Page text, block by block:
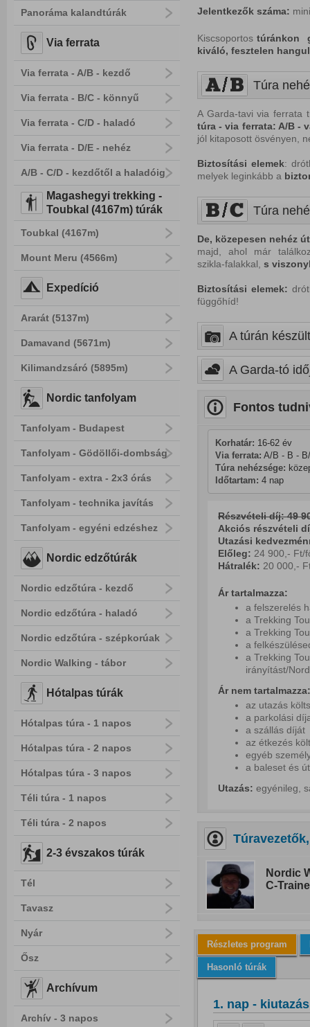
Panoráma kalandtúrák
Via ferrata
Via ferrata - A/B - kezdő
Via ferrata - B/C - könnyű
Via ferrata - C/D - haladó
Via ferrata - D/E - nehéz
A/B - C/D - kezdőtől a haladóig
Magashegyi trekking -
Toubkal (4167m) túrák
Toubkal (4167m)
Mount Meru (4566m)
Expedíció
Ararát (5137m)
Damavand (5671m)
Kilimandzsáró (5895m)
Nordic tanfolyam
Tanfolyam - Budapest
Tanfolyam - Gödöllői-dombság
Tanfolyam - extra - 2x3 órás
Tanfolyam - technika javítás
Tanfolyam - egyéni edzéshez
Nordic edzőtúrák
Nordic edzőtúra - kezdő
Nordic edzőtúra - haladó
Nordic edzőtúra - szépkorúak
Nordic Walking - tábor
Hótalpas túrák
Hótalpas túra - 1 napos
Hótalpas túra - 2 napos
Hótalpas túra - 3 napos
Téli túra - 1 napos
Téli túra - 2 napos
2-3 évszakos túrák
Tél
Tavasz
Nyár
Ősz
Archívum
Archív - 3 napos
Jelentkezők száma:
Kiscsoportos túránkon
kiváló, fesztelen
Túra
A Garda-tavi via ferrata
túra - via ferrata: A/B -
jól kitaposott ösvényen,
Biztosítási elemek:
melyek leginkább a
Túra
De, közepesen nehéz
majd, ahol már
szikla-falakkal, s
Biztosítási elemek:
függőhíd!
A túrán
A Garda-tó
Fontos
Korhatár: 16-62 év
Via ferrata: A/B - B -
Túra nehézsége:
Időtartam: 4 nap
Részvételi díj: 49
Akciós részvételi
Utazási
Előleg: 24 900,- Ft/
Hátralék: 20 000,-
Ár tartalmazza:
a felszerelés
a Trekking
a Trekking
a
a Trekking
irányítást/
Ár nem tartalmazza:
az utazás
a parkolási
a szállás díját
az étkezés
egyéb
a baleset és
Utazás: egyénileg,
Nordic
C-
Részletes program
Hasonló túrák
1. nap -